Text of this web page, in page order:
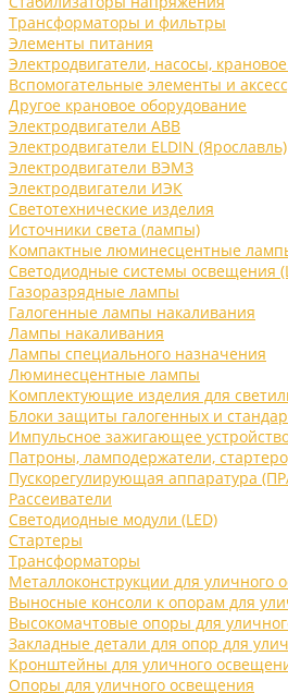
Трансформаторы и фильтры
Элементы питания
Электродвигатели, насосы,
Вспомогательные элементы и
Другое крановое оборудование
Электродвигатели ABB
Электродвигатели ELDIN (Ярославль)
Электродвигатели ВЭМЗ
Электродвигатели ИЭК
Светотехнические изделия
Источники света (лампы)
Компактные люминесцентные
Светодиодные системы освещения
Газоразрядные лампы
Галогенные лампы накаливания
Лампы накаливания
Лампы специального назначения
Люминесцентные лампы
Комплектующие изделия для
Блоки защиты галогенных и
Импульсное зажигающее
Патроны, ламподержатели,
Пускорегулирующая аппаратура
Рассеиватели
Светодиодные модули (LED)
Стартеры
Трансформаторы
Металлоконструкции для уличного
Выносные консоли к опорам для
Высокомачтовые опоры для
Закладные детали для опор для
Кронштейны для уличного
Опоры для уличного освещения